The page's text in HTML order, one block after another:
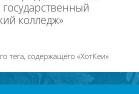
колледж»
тега, содержащего «ХотКеи»